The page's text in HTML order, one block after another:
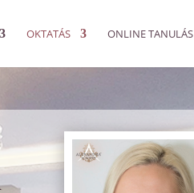
OKTATÁS ONLINE TANULÁS